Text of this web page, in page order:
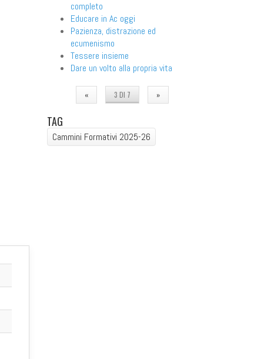
completo
Educare in Ac oggi
Pazienza, distrazione ed
ecumenismo
Tessere insieme
Dare un volto alla propria vita
« 3 DI 7 »
TAG
Cammini Formativi 2025-26